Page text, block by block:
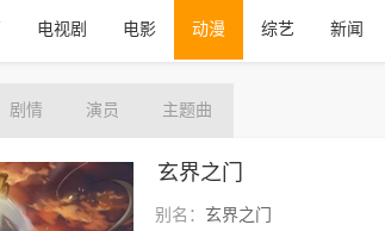
电视剧 电影 动漫 综艺 新闻
剧情 演员 主题曲
玄界之门
别名：玄界之门